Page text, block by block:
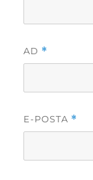
AD *
E-POSTA *